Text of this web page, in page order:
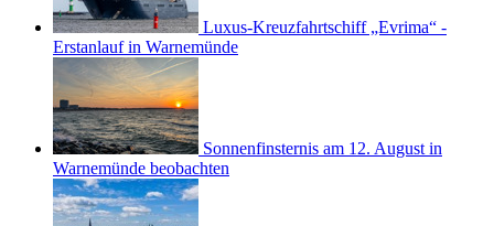
Luxus-Kreuzfahrtschiff „Evrima“ -
Erstanlauf in Warnemünde
Sonnenfinsternis am 12. August in
Warnemünde beobachten